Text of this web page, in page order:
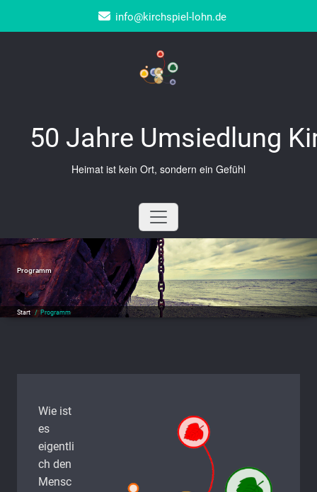
springen
info@kirchspiel-lohn.de
50 Jahre Umsiedlung
Heimat ist kein Ort, sondern ein Gefühl
Programm
Start/ Programm
Wie ist
es
eigentli
ch den
Mensc